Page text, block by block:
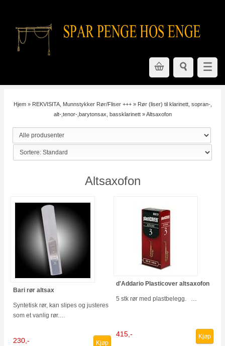
Hjem» REKVISITA, Munnstykker Rør/Fliser +++» Rør (liser) til klarinett, sopran-,
alt-,tenor-,barytonsax, bassklarinett »Altsaxofon
Altsaxofon
Bari rør altsax
Syntetisk rør, kan slipes og justeres
som et vanlig rør.…
230,- Kjøp
d'Addario Plasticover altsaxofon
5 stk rør med plastbelegg. …
415,- Kjøp